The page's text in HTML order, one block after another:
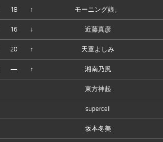
18 ↑ モーニング娘。
16 ↓ 近藤真彦
20 ↑ 天童よしみ
— ↑ 湘南乃風
東方神起
supercell
坂本冬美